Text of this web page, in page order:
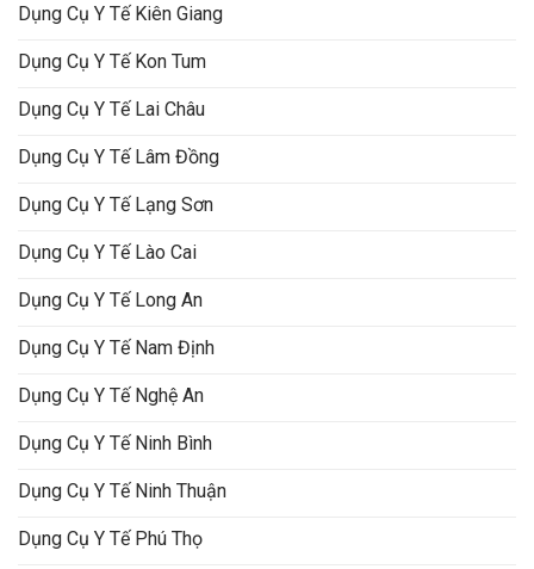
Dụng Cụ Y Tế Kiên Giang
Dụng Cụ Y Tế Kon Tum
Dụng Cụ Y Tế Lai Châu
Dụng Cụ Y Tế Lâm Đồng
Dụng Cụ Y Tế Lạng Sơn
Dụng Cụ Y Tế Lào Cai
Dụng Cụ Y Tế Long An
Dụng Cụ Y Tế Nam Định
Dụng Cụ Y Tế Nghệ An
Dụng Cụ Y Tế Ninh Bình
Dụng Cụ Y Tế Ninh Thuận
Dụng Cụ Y Tế Phú Thọ